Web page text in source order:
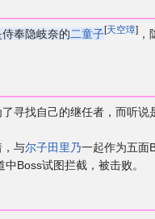
侍奉隐岐奈的二童子[天空璋] ，
寻找自己的继任者，而听
，与尔子田里乃一起作为五面
Boss试图拦截，被击败。